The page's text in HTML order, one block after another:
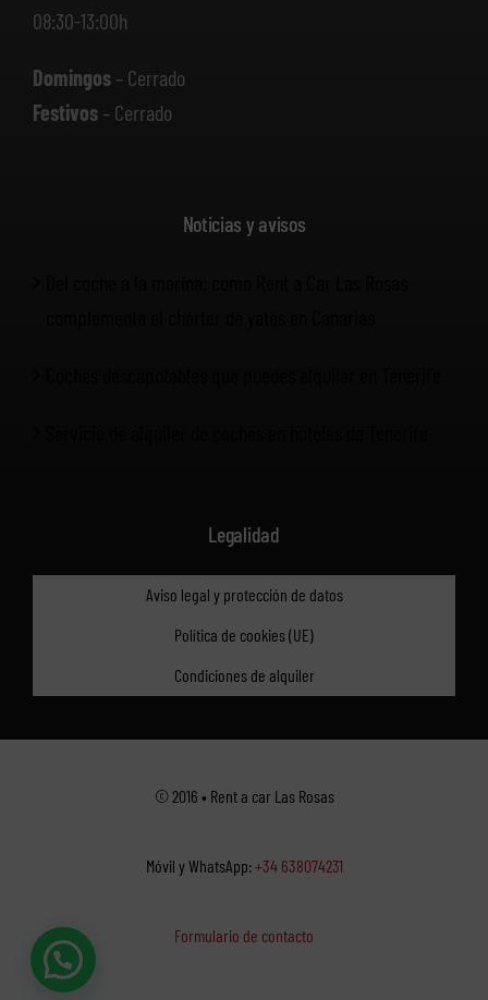
08:30-13:00h
Domingos– Cerrado
Festivos– Cerrado
Noticias y avisos
Legalidad
Aviso legal y protección de datos
Política de cookies (UE)
Condiciones de alquiler
© 2016 • Rent a car Las Rosas
Móvil y WhatsApp:+34 638074231
Formulario de contacto